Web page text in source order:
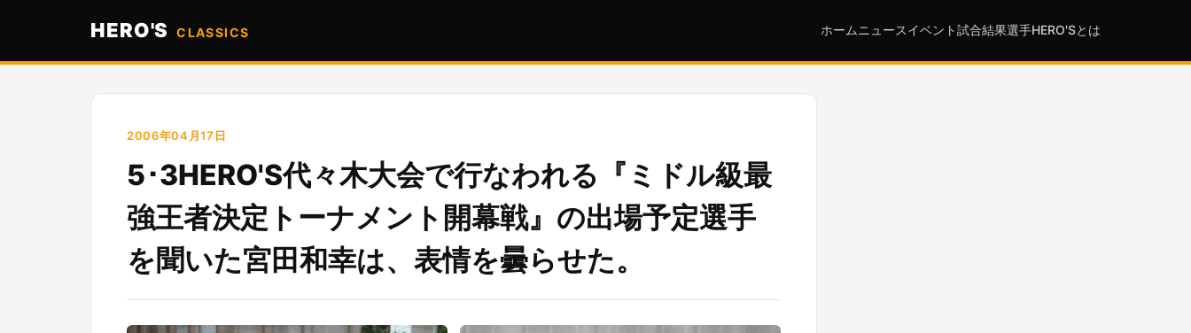
HERO'S CLASSICS ホーム ニュースイベント試合結果選手HERO'Sとは
2006年04月17日
5･3HERO'S代々木大会で行なわれる『ミドル級最
強王者決定トーナメント開幕戦』の出場予定選手
を聞いた宮田和幸は、表情を曇らせた。